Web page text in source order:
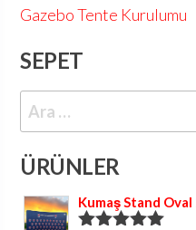
Gazebo Tente Kurulumu
SEPET
ÜRÜNLER
Kumaş Stand